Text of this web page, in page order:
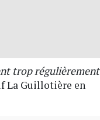
trop régulièrement
La Guillotière en